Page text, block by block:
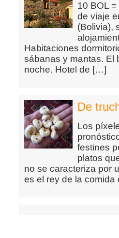
10 BOL
de viaje
(Bolivia),
Habitaciones
sábanas y mantas. El
noche. Hotel de […]
De
Los
festines
platos
no se caracteriza por
es el rey de la